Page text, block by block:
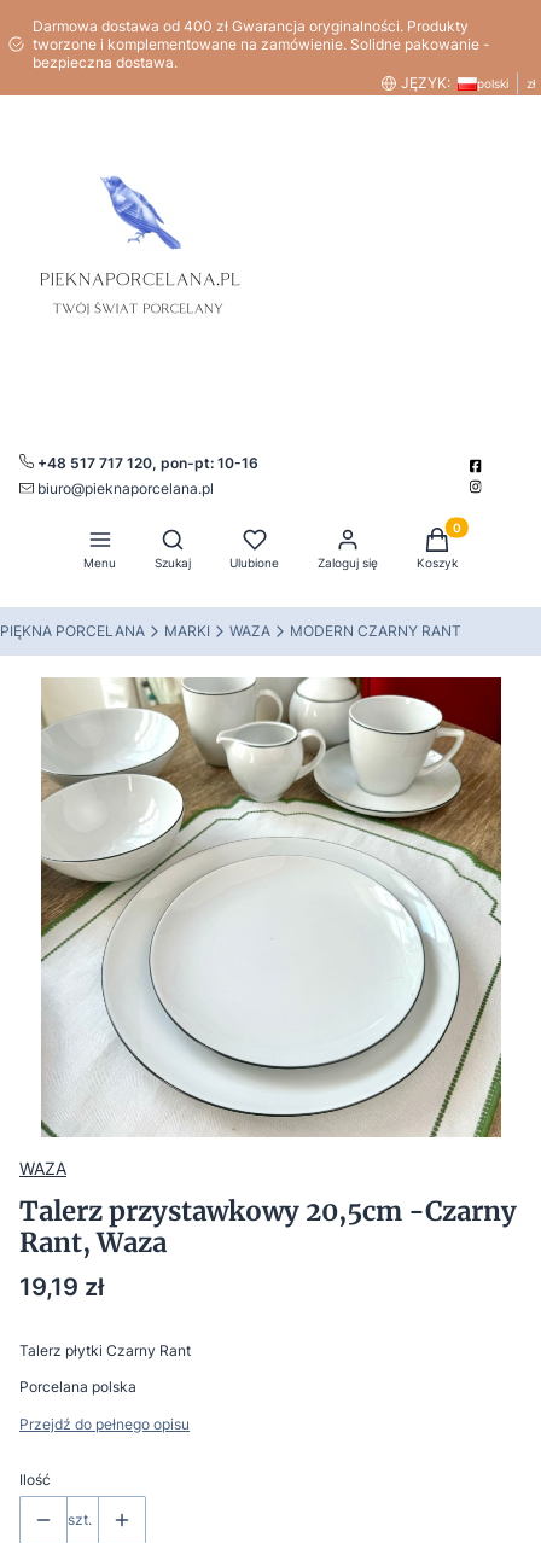
Darmowa dostawa od 400 zł Gwarancja oryginalności. Produkty
tworzone i komplementowane na zamówienie. Solidne pakowanie -
bezpieczna dostawa.
JĘZYK:
polski zł
+48 517 717 120, pon-pt: 10-16
biuro@pieknaporcelana.pl
Menu
Otwórz wyszukiwarkę
Szukaj Ulubione Zaloguj się
Produkty w
Koszyk
PIĘKNA PORCELANA MARKI WAZA MODERN CZARNY RANT
WAZA
Talerz przystawkowy 20,5cm -Czarny
Rant, Waza
Cena
19,19 zł
Talerz płytki Czarny Rant
Porcelana polska
Przejdź do pełnego opisu
Ilość
szt.